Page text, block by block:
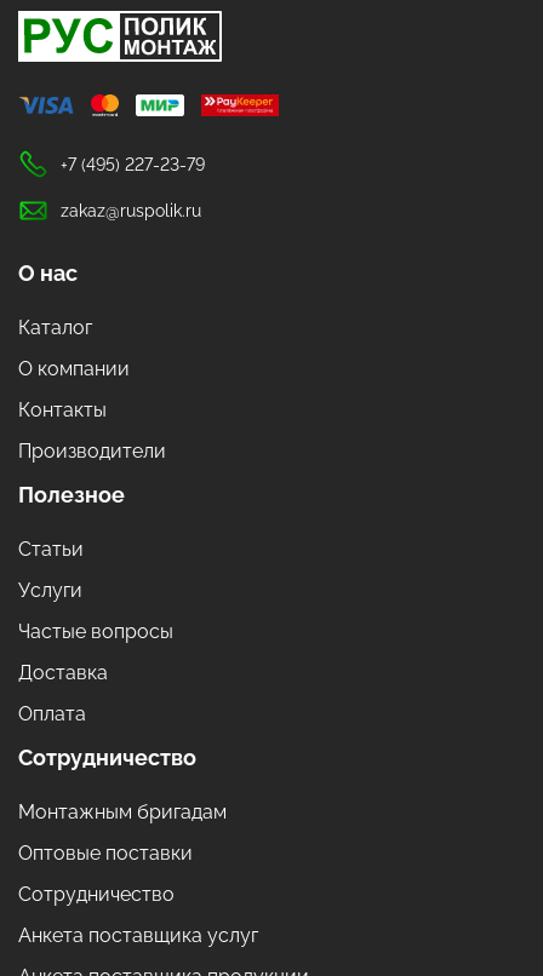
+7 (495) 227-23-79
zakaz@ruspolik.ru
О нас
Каталог
О компании
Контакты
Производители
Полезное
Статьи
Услуги
Частые вопросы
Доставка
Оплата
Сотрудничество
Монтажным бригадам
Оптовые поставки
Сотрудничество
Анкета поставщика услуг